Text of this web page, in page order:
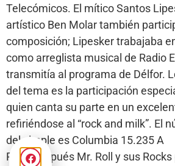
Telecómicos. El mítico Santos
artístico Ben Molar también
composición; Lipesker trabajaba
como arreglista musical de Radio
transmitía al programa de Délfor.
del tema es la participación
quien canta su parte en un
refiriéndose al “rock and milk”. El
del simple es Columbia 15.235 A
Poco después Mr. Roll y sus